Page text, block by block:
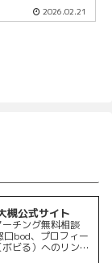
このプロジェク
2026.02.21
公式サイト
チング無料相談
bod、プロフィー
ビる）へのリンク